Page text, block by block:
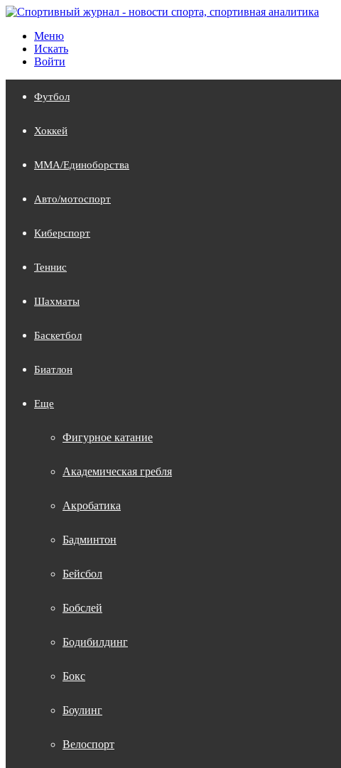
Меню
Искать
Войти
Футбол
Хоккей
MMA/Единоборства
Авто/мотоспорт
Киберспорт
Теннис
Шахматы
Баскетбол
Биатлон
Еще
Фигурное катание
Академическая гребля
Акробатика
Бадминтон
Бейсбол
Бобслей
Бодибилдинг
Бокс
Боулинг
Велоспорт